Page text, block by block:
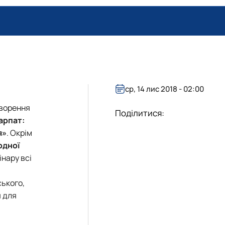
. Окрім
всі
для
ср, 14 лис 2018 - 02:00
Поділитися: